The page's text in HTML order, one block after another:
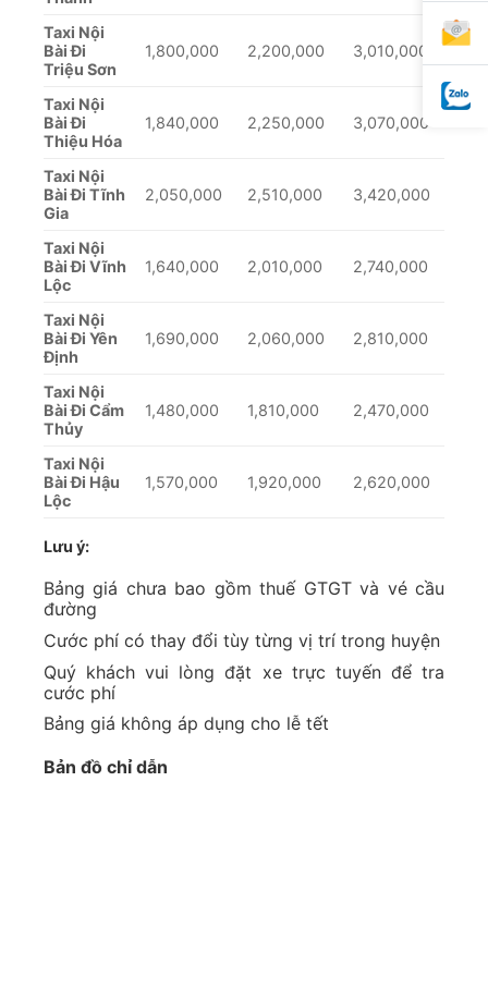
Taxi Nội
Bài Đi
Triệu Sơn
1,800,000 2,200,000 3,010,000
Taxi Nội
Bài Đi
Thiệu Hóa
1,840,000 2,250,000 3,070,000
Taxi Nội
Bài Đi Tĩnh
Gia
2,050,000 2,510,000 3,420,000
Taxi Nội
Bài Đi Vĩnh
Lộc
1,640,000 2,010,000 2,740,000
Taxi Nội
Bài Đi Yên
Định
1,690,000 2,060,000 2,810,000
Taxi Nội
Bài Đi Cẩm
Thủy
1,480,000 1,810,000 2,470,000
Taxi Nội
Bài Đi Hậu
Lộc
1,570,000 1,920,000 2,620,000
Lưu ý:
Bảng giá chưa bao gồm thuế GTGT và vé cầu
đường
Cước phí có thay đổi tùy từng vị trí trong huyện
Quý khách vui lòng đặt xe trực tuyến để tra
cước phí
Bảng giá không áp dụng cho lễ tết
Bản đồ chỉ dẫn